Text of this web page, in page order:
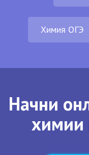
Химия ОГЭ
Начни
химии